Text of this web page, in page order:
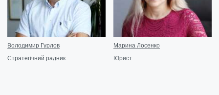
Володимир Гурлов
Стратегічний радник
Марина Лосенко
Юрист